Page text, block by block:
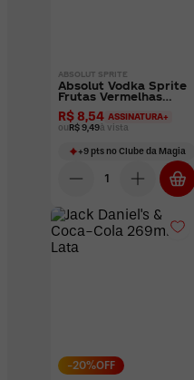
ABSOLUT SPRITE
Absolut Vodka Sprite
Frutas Vermelhas
269ml Lata
R$ 8,54 ASSINATURA+
ouR$ 9,49à vista
+9ptsno Clube da Magia
-20%OFF